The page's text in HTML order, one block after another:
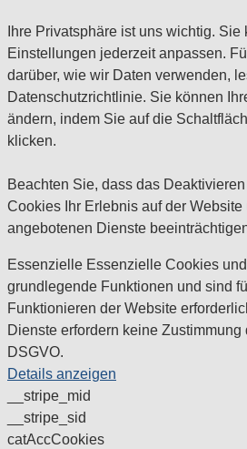
Ihre Privatsphäre ist uns wichtig.
Einstellungen jederzeit anpassen.
darüber, wie wir Daten verwenden,
Datenschutzrichtlinie. Sie können
ändern, indem Sie auf die
klicken.
Beachten Sie, dass das
Cookies Ihr Erlebnis auf der
angebotenen Dienste
Essenzielle Essenzielle Cookies
grundlegende Funktionen und sind
Funktionieren der Website
Dienste erfordern keine
DSGVO.
Details anzeigen
__stripe_mid
__stripe_sid
catAccCookies